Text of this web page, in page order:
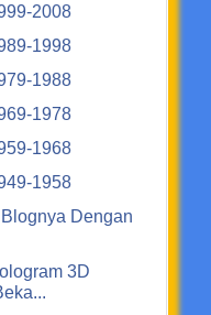
2008
1998
1988
1978
1968
1958
Dengan
3D